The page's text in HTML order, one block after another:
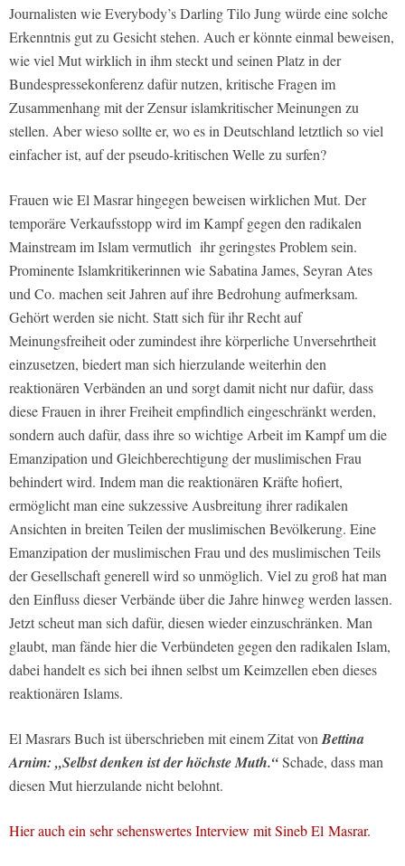
Journalisten wie Everybody’s Darling Tilo Jung würde eine solche
Erkenntnis gut zu Gesicht stehen. Auch er könnte einmal beweisen,
wie viel Mut wirklich in ihm steckt und seinen Platz in der
Bundespressekonferenz dafür nutzen, kritische Fragen im
Zusammenhang mit der Zensur islamkritischer Meinungen zu
stellen. Aber wieso sollte er, wo es in Deutschland letztlich so viel
einfacher ist, auf der pseudo-kritischen Welle zu surfen?
Frauen wie El Masrar hingegen beweisen wirklichen Mut. Der
temporäre Verkaufsstopp wird im Kampf gegen den radikalen
Mainstream im Islam vermutlich ihr geringstes Problem sein.
Prominente Islamkritikerinnen wie Sabatina James, Seyran Ates
und Co. machen seit Jahren auf ihre Bedrohung aufmerksam.
Gehört werden sie nicht. Statt sich für ihr Recht auf
Meinungsfreiheit oder zumindest ihre körperliche Unversehrtheit
einzusetzen, biedert man sich hierzulande weiterhin den
reaktionären Verbänden an und sorgt damit nicht nur dafür, dass
diese Frauen in ihrer Freiheit empfindlich eingeschränkt werden,
sondern auch dafür, dass ihre so wichtige Arbeit im Kampf um die
Emanzipation und Gleichberechtigung der muslimischen Frau
behindert wird. Indem man die reaktionären Kräfte hofiert,
ermöglicht man eine sukzessive Ausbreitung ihrer radikalen
Ansichten in breiten Teilen der muslimischen Bevölkerung. Eine
Emanzipation der muslimischen Frau und des muslimischen Teils
der Gesellschaft generell wird so unmöglich. Viel zu groß hat man
den Einfluss dieser Verbände über die Jahre hinweg werden lassen.
Jetzt scheut man sich dafür, diesen wieder einzuschränken. Man
glaubt, man fände hier die Verbündeten gegen den radikalen Islam,
dabei handelt es sich bei ihnen selbst um Keimzellen eben dieses
reaktionären Islams.
El Masrars Buch ist überschrieben mit einem Zitat von Bettina
Arnim: „Selbst denken ist der höchste Muth.“Schade, dass man
diesen Mut hierzulande nicht belohnt.
Hier auch ein sehr sehenswertes Interview mit Sineb El Masrar.